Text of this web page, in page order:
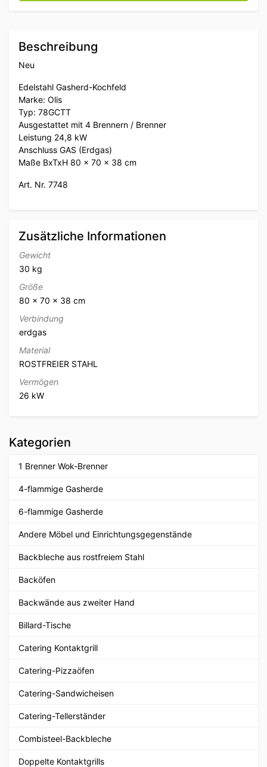
Beschreibung
Neu
Edelstahl Gasherd-Kochfeld
Marke: Olis
Typ: 78GCTT
Ausgestattet mit 4 Brennern / Brenner
Leistung 24,8 kW
Anschluss GAS (Erdgas)
Maße BxTxH 80 x 70 x 38 cm
Art. Nr. 7748
Zusätzliche Informationen
Gewicht
30 kg
Größe
80 × 70 × 38 cm
Verbindung
erdgas
Material
ROSTFREIER STAHL
Vermögen
26 kW
Kategorien
1 Brenner Wok-Brenner
4-flammige Gasherde
6-flammige Gasherde
Andere Möbel und Einrichtungsgegenstände
Backbleche aus rostfreiem Stahl
Backöfen
Backwände aus zweiter Hand
Billard-Tische
Catering Kontaktgrill
Catering-Pizzaöfen
Catering-Sandwicheisen
Catering-Tellerständer
Combisteel-Backbleche
Doppelte Kontaktgrills